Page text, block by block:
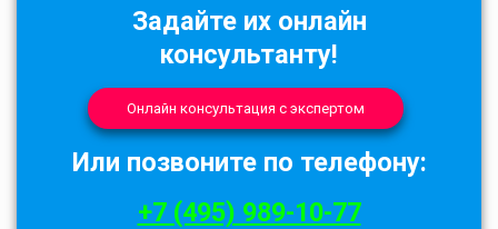
Задайте их онлайн
консультанту!
Онлайн консультация с экспертом
Или позвоните по телефону:
+7 (495) 989-10-77